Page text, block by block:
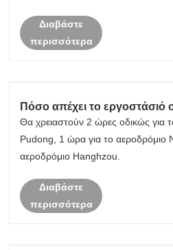
Διαβάστε
περισσότερα
Πόσο απέχει το εργοστάσιό
αεροδρόμιο;
Θα χρειαστούν 2 ώρες οδικώς για
Pudong, 1 ώρα για το αεροδρόμιο
αεροδρόμιο Hanghzou.
Διαβάστε
περισσότερα